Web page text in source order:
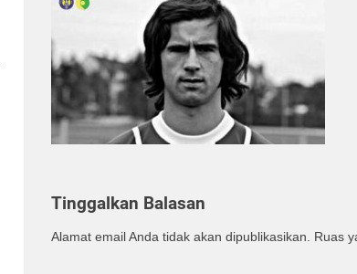
Tinggalkan Balasan
Alamat email Anda tidak akan dipublikasikan. Ruas